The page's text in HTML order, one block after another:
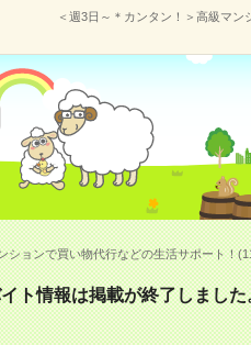
＜週3日～＊カンタン！＞高級マ
ションで買い物代行などの生活サポート！
ト情報は掲載が終了しました